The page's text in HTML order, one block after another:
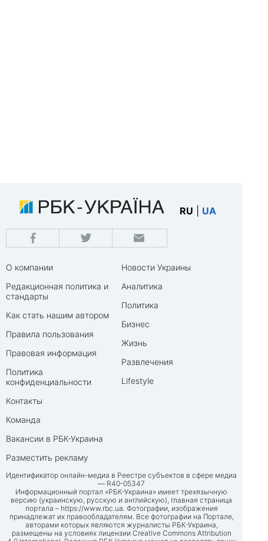
RU UA
О компании
Редакционная политика и
стандарты
Как стать нашим автором
Правила пользования
Правовая информация
Политика
конфиденциальности
Контакты
Команда
Вакансии в РБК-Украина
Разместить рекламу
Новости Украины
Аналитика
Политика
Бизнес
Жизнь
Развлечения
Lifestyle
Идентификатор онлайн-медиа в Реестре субъектов в сфере медиа
— R40-05347
Информационный портал «РБК-Украина» имеет трехязычную
версию (украинскую, русскую и английскую), главная страница
портала – https://www.rbc.ua. Фотографии, изображения
принадлежат их правообладателям. Все фотографии на Портале,
авторами которых являются журналисты РБК-Украина,
размещены на условиях лицензии Creative Commons Attribution